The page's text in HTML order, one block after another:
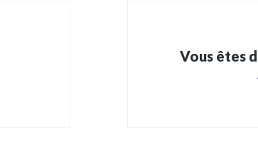
Vous êtes